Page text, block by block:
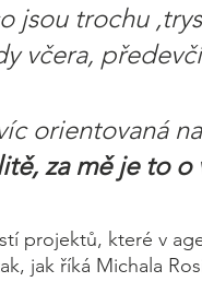
trochu
včera,
orientovaná
za mě je to
projektů, které v
jak říká Michala